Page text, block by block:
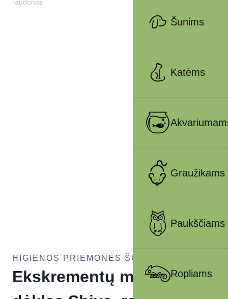
Šunims
Katėms
Graužikams
Paukščiams
Ropliams
raudonas
HIGIENOS PRIEMONĖS ŠUNIMS
Ekskrementų maišelių